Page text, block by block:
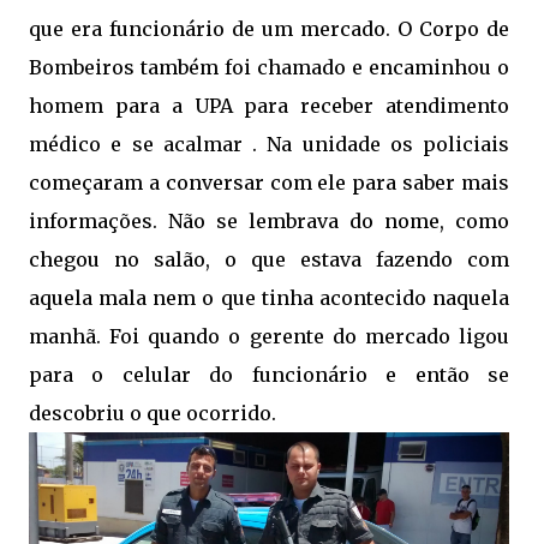
que era funcionário de um mercado. O Corpo de
Bombeiros também foi chamado e encaminhou o
homem para a UPA para receber atendimento
médico e se acalmar . Na unidade os policiais
começaram a conversar com ele para saber mais
informações. Não se lembrava do nome, como
chegou no salão, o que estava fazendo com
aquela mala nem o que tinha acontecido naquela
manhã. Foi quando o gerente do mercado ligou
para o celular do funcionário e então se
descobriu o que ocorrido.